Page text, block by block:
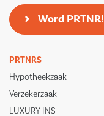
Word PRTNR!
PRTNRS
Hypotheekzaak
Verzekerzaak
LUXURY INS